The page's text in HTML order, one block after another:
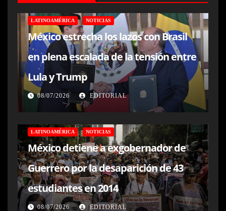
LATINOAMÉRICA NOTICIAS
México estrecha los lazos con Brasil
en plena escalada de la tensión entre
Lula y Trump
08/07/2026 EDITORIAL
LATINOAMÉRICA NOTICIAS
México detiene a exgobernador de
Guerrero por la desaparición de 43
estudiantes en 2014
08/07/2026 EDITORIAL